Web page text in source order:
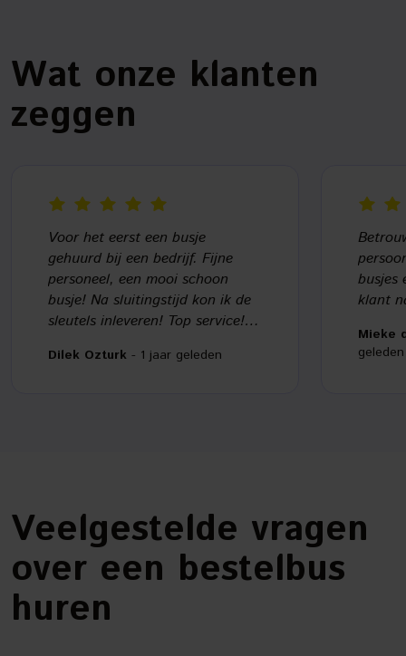
Wat onze klanten
zeggen
Voor het eerst een busje
gehuurd bij een bedrijf. Fijne
personeel, een mooi schoon
busje! Na sluitingstijd kon ik de
sleutels inleveren! Top service!
Dilek Ozturk - 1 jaar geleden
busjes
klant
Mieke
geleden
Veelgestelde vragen
over een bestelbus
huren